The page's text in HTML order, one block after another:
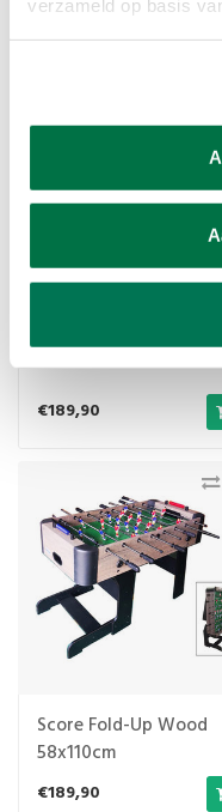
verzameld op basis
Score Fold-Up
€189,90
Score Fold-Up Wood
58x110cm
€189,90